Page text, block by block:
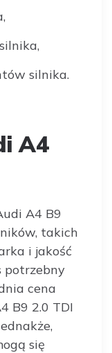
silnika.
A4
A4 B9
takich
i jakość
potrzebny
cena
B9 2.0 TDI
się